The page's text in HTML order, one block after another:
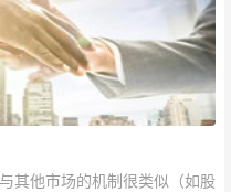
其他市场的机制很类似（如股